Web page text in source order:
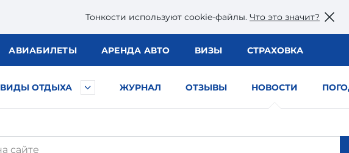
Тонкости используют сookie-файлы. Что это значит?
АВИАБИЛЕТЫ АРЕНДА АВТО ВИЗЫ СТРАХОВКА
ВИДЫ ОТДЫХА ЖУРНАЛ ОТЗЫВЫ НОВОСТИ